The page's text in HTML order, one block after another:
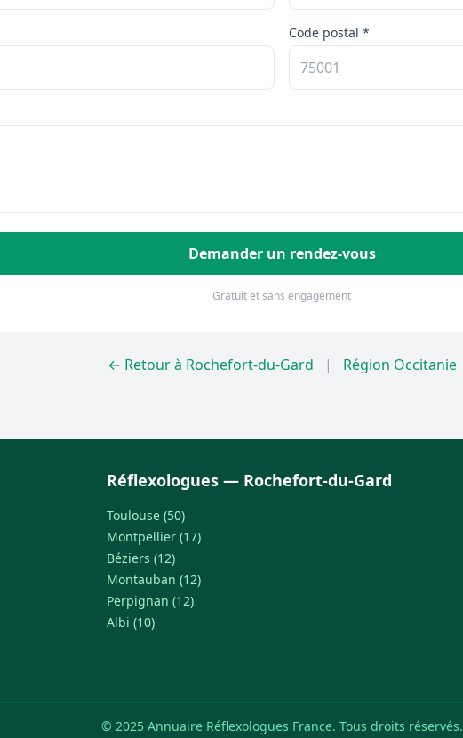
Code postal *
Demander un rendez-vous
Gratuit et sans engagement
← Retour à Rochefort-du-Gard | Région Occitanie
Réflexologues — Rochefort-du-Gard
Toulouse (50)
Montpellier (17)
Béziers (12)
Montauban (12)
Perpignan (12)
Albi (10)
© 2025 Annuaire Réflexologues France. Tous droits réservés.